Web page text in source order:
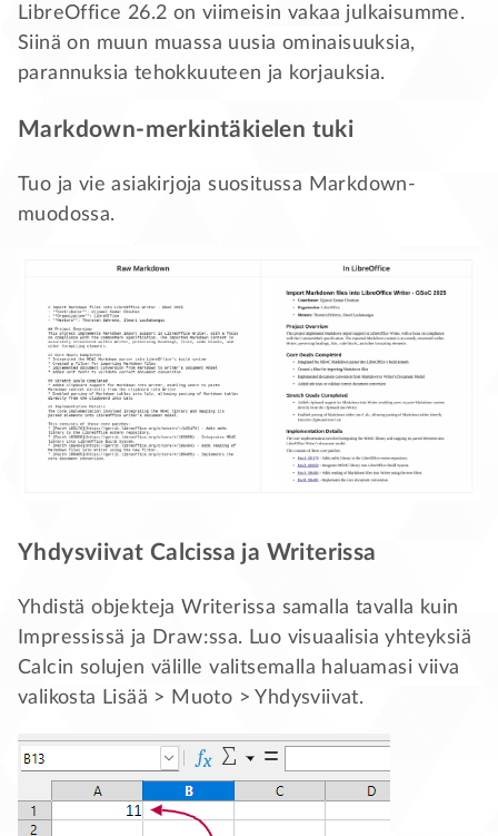
LibreOffice 26.2 on viimeisin vakaa julkaisumme.
Siinä on muun muassa uusia ominaisuuksia,
parannuksia tehokkuuteen ja korjauksia.
Markdown-merkintäkielen tuki
Tuo ja vie asiakirjoja suositussa Markdown-
muodossa.
Yhdysviivat Calcissa ja Writerissa
Yhdistä objekteja Writerissa samalla tavalla kuin
Impressissä ja Draw:ssa. Luo visuaalisia yhteyksiä
Calcin solujen välille valitsemalla haluamasi viiva
valikosta Lisää > Muoto > Yhdysviivat.